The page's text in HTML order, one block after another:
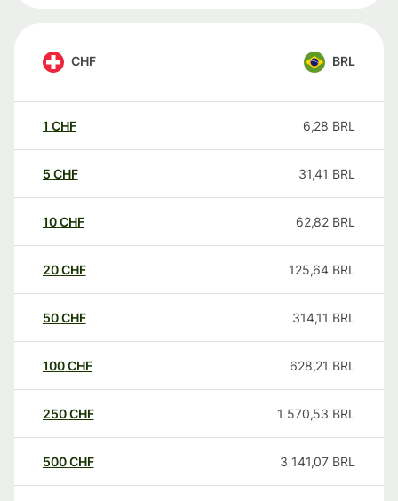
CHF BRL
1 CHF 6,28 BRL
5 CHF 31,41 BRL
10CHF 62,82 BRL
20CHF 125,64 BRL
50CHF 314,11 BRL
100CHF 628,21 BRL
250CHF 1 570,53 BRL
500CHF 3 141,07 BRL